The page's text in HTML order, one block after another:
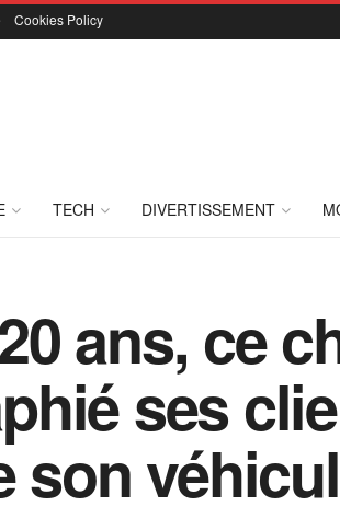
Cookies Policy
TECH DIVERTISSEMENT
ans, ce
ses
son